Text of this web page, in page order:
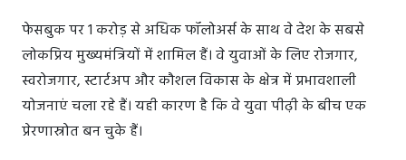
फेसबुक पर 1 करोड़ से अधिक फॉलोअर्स के साथ वे देश के सबसे
लोकप्रिय मुख्यमंत्रियों में शामिल हैं। वे युवाओं के लिए रोजगार,
स्वरोजगार, स्टार्टअप और कौशल विकास के क्षेत्र में प्रभावशाली
योजनाएं चला रहे हैं। यही कारण है कि वे युवा पीढ़ी के बीच एक
प्रेरणास्रोत बन चुके हैं।